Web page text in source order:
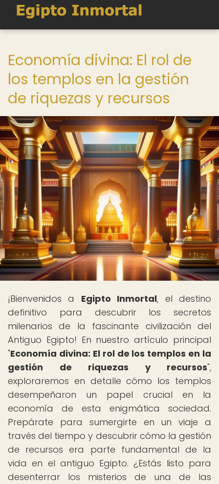
Economía divina: El rol de
los templos en la gestión
de riquezas y recursos
¡Bienvenidos a Egipto Inmortal, el destino
definitivo para descubrir los secretos
milenarios de la fascinante civilización del
Antiguo Egipto! En nuestro artículo principal
"Economía divina: El rol de los templos en la
gestión de riquezas y recursos",
exploraremos en detalle cómo los templos
desempeñaron un papel crucial en la
economía de esta enigmática sociedad.
Prepárate para sumergirte en un viaje a
través del tiempo y descubrir cómo la gestión
de recursos era parte fundamental de la
vida en el antiguo Egipto. ¿Estás listo para
desenterrar los misterios de una de las